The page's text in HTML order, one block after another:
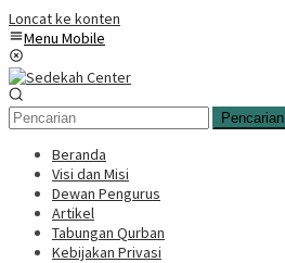
Loncat ke konten
Menu Mobile
Pencarian
Beranda
Visi dan Misi
Dewan Pengurus
Artikel
Tabungan Qurban
Kebijakan Privasi